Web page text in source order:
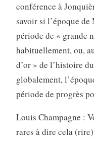
conférence à
savoir si l’époque
période de « grande
habituellement, ou,
d’or » de l’histoire
globalement,
période de progrès
Louis Champagne :
rares à dire cela